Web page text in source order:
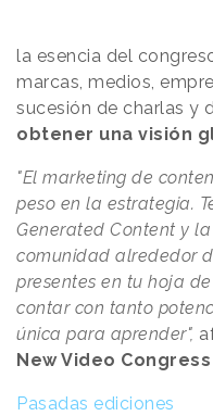
la esencia del
marcas, medios,
sucesión de charlas y
obtener una visión
"El marketing de
peso en la estrategia.
Generated Content y
comunidad alrededor
presentes en tu hoja
contar con tanto
única para aprender",
New Video Congress
Pasadas ediciones